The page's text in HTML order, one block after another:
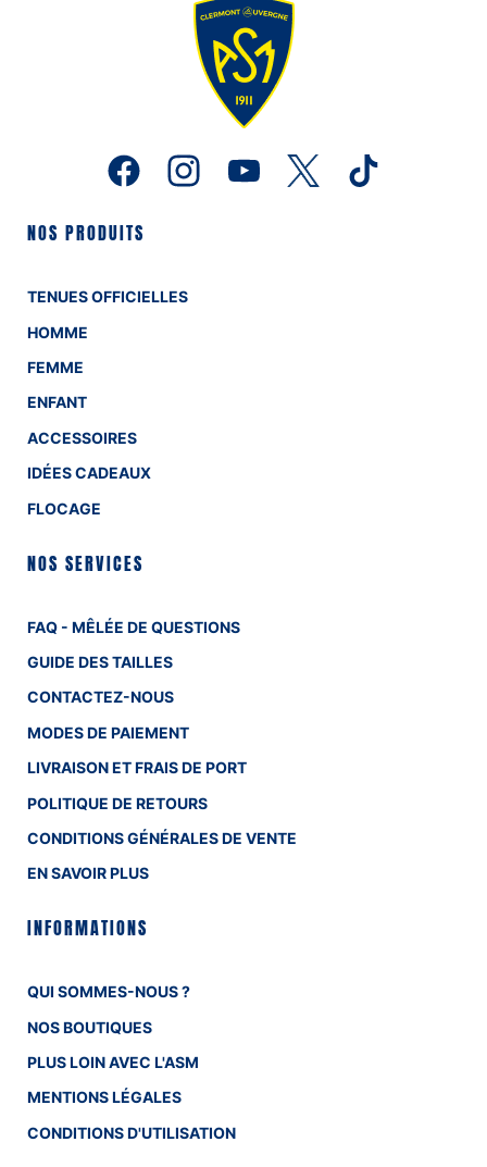
NOS PRODUITS
TENUES OFFICIELLES
HOMME
FEMME
ENFANT
ACCESSOIRES
IDÉES CADEAUX
FLOCAGE
NOS SERVICES
FAQ - MÊLÉE DE QUESTIONS
GUIDE DES TAILLES
CONTACTEZ-NOUS
MODES DE PAIEMENT
LIVRAISON ET FRAIS DE PORT
POLITIQUE DE RETOURS
CONDITIONS GÉNÉRALES DE VENTE
EN SAVOIR PLUS
INFORMATIONS
QUI SOMMES-NOUS ?
NOS BOUTIQUES
PLUS LOIN AVEC L'ASM
MENTIONS LÉGALES
CONDITIONS D'UTILISATION